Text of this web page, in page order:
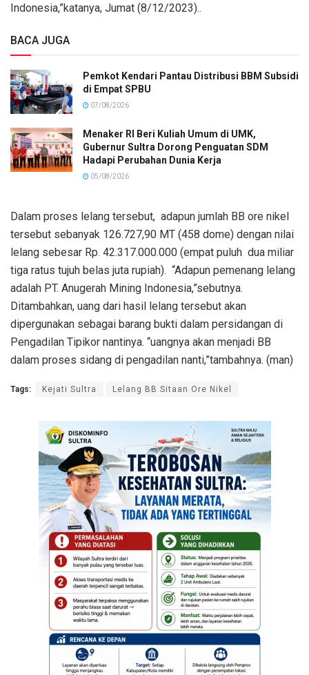
Indonesia,”katanya, Jumat (8/12/2023)..
BACA JUGA
Pemkot Kendari Pantau Distribusi BBM Subsidi
di Empat SPBU
07/08/2026
Menaker RI Beri Kuliah Umum di UMK,
Gubernur Sultra Dorong Penguatan SDM
Hadapi Perubahan Dunia Kerja
05/08/2026
Dalam proses lelang tersebut, adapun jumlah BB ore nikel
tersebut sebanyak 126.727,90 MT (458 dome) dengan nilai
lelang sebesar Rp. 42.317.000.000 (empat puluh dua miliar
tiga ratus tujuh belas juta rupiah). “Adapun pemenang lelang
adalah PT. Anugerah Mining Indonesia,”sebutnya.
Ditambahkan, uang dari hasil lelang tersebut akan
dipergunakan sebagai barang bukti dalam persidangan di
Pengadilan Tipikor nantinya. “uangnya akan menjadi BB
dalam proses sidang di pengadilan nanti,”tambahnya. (man)
Tags: Kejati Sultra Lelang BB Sitaan Ore Nikel